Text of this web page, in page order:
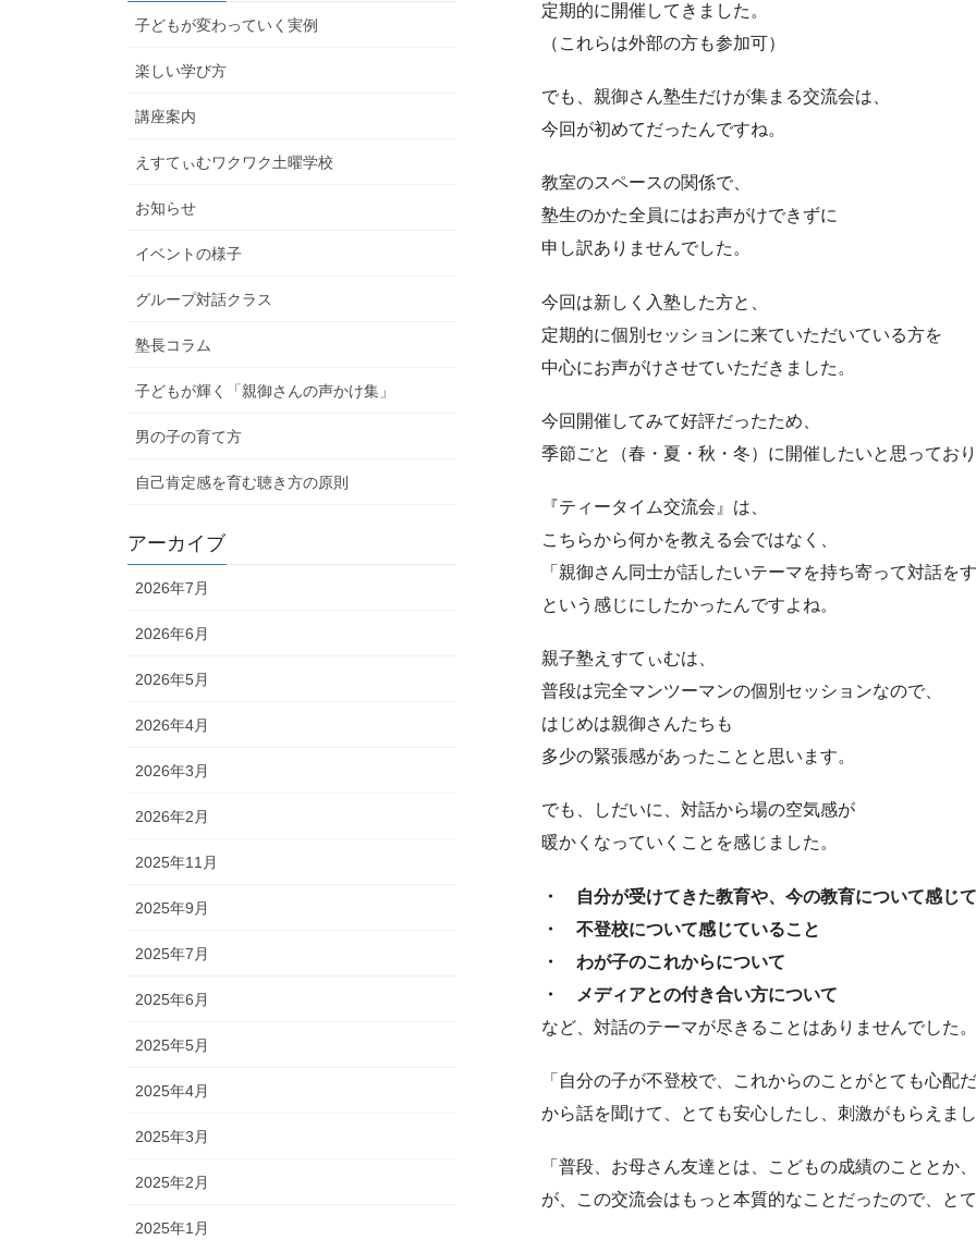
定期的に開催してきました。
（これらは外部の方も参加可）
でも、親御さん塾生だけが集まる交流会は、
今回が初めてだったんですね。
教室のスペースの関係で、
塾生のかた全員にはお声がけできずに
申し訳ありませんでした。
今回は新しく入塾した方と、
定期的に個別セッションに来ていただいている方を
中心にお声がけさせていただきました。
今回開催してみて好評だったため、
季節ごと（春・夏・秋・冬）に開催したいと思ってお
『ティータイム交流会』は、
こちらから何かを教える会ではなく、
「親御さん同士が話したいテーマを持ち寄って対話を
という感じにしたかったんですよね。
親子塾えすてぃむは、
普段は完全マンツーマンの個別セッションなので、
はじめは親御さんたちも
多少の緊張感があったことと思います。
でも、しだいに、対話から場の空気感が
暖かくなっていくことを感じました。
・ 自分が受けてきた教育や、今の教育について感じ
・ 不登校について感じていること
・ わが子のこれからについて
・ メディアとの付き合い方について
など、対話のテーマが尽きることはありませんでした。
「自分の子が不登校で、これからのことがとても心配
から話を聞けて、とても安心したし、刺激がもらえま
「普段、お母さん友達とは、こどもの成績のこととか
が、この交流会はもっと本質的なことだったので、と
子どもが変わっていく実例
楽しい学び方
講座案内
えすてぃむワクワク土曜学校
お知らせ
イベントの様子
グループ対話クラス
塾長コラム
子どもが輝く「親御さんの声かけ集」
男の子の育て方
自己肯定感を育む聴き方の原則
アーカイブ
2026年7月
2026年6月
2026年5月
2026年4月
2026年3月
2026年2月
2025年11月
2025年9月
2025年7月
2025年6月
2025年5月
2025年4月
2025年3月
2025年2月
2025年1月